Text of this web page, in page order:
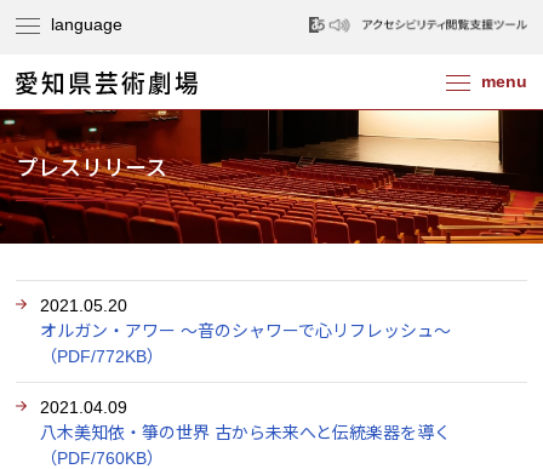
プレスリリース
2021.05.20
オルガン・アワー ～音のシャワーで心リフレッシュ～
（PDF/772KB）
2021.04.09
八木美知依・箏の世界 古から未来へと伝統楽器を導く
（PDF/760KB）